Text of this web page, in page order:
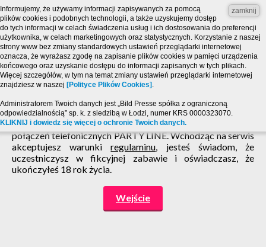
zamknij
Informujemy, że używamy informacji zapisywanych za pomocą
plików cookies i podobnych technologii, a także uzyskujemy dostęp
do tych informacji w celach świadczenia usług i ich dostosowania do preferencji
użytkownika, w celach marketingowych oraz statystycznych. Korzystanie z naszej
strony www bez zmiany standardowych ustawień przeglądarki internetowej
oznacza, że wyrażasz zgodę na zapisanie plików cookies w pamięci urządzenia
końcowego oraz uzyskanie dostępu do informacji zapisanych w tych plikach.
Więcej szczegółów, w tym na temat zmiany ustawień przeglądarki internetowej
znajdziesz w naszej [Polityce Plików Cookies] .
Administratorem Twoich danych jest „Bild Presse spółka z ograniczoną
odpowiedzialnością” sp. k. z siedzibą w Łodzi, numer KRS 0000323070.
KLIKNIJ i dowiedz się więcej o ochronie Twoich danych.
Strona zawiera treści o charakterze erotycznym i jest
przeznaczona dla osób, które ukończyły 18 lat! Powyższy
serwis ma charakter zabawy pogawędki chat SMS i
połączeń telefonicznych PARTY LINE. Wchodząc na serwis
akceptujesz warunkiregulaminu, jesteś świadom, że
uczestniczysz w fikcyjnej zabawie i oświadczasz, że
ukończyłeś 18 rok życia.
Wejście